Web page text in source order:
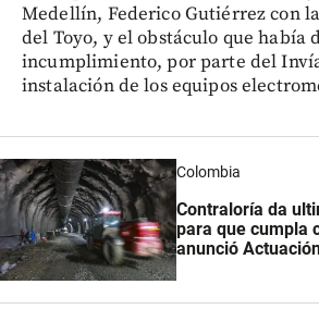
Medellín, Federico Gutiérrez con
del Toyo, y el obstáculo que había
incumplimiento, por parte del
instalación de los equipos
Colombia
Contraloría da
para que cumpla
anunció